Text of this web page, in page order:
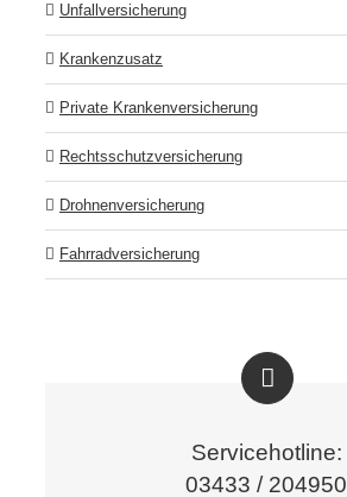
Unfallversicherung
Krankenzusatz
Private Krankenversicherung
Rechtsschutzversicherung
Drohnenversicherung
Fahrradversicherung
Servicehotline:
03433 / 204950